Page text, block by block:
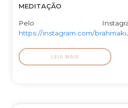
MEDITAÇÃO
Pelo
https://instagram.com/
LEIA MAIS